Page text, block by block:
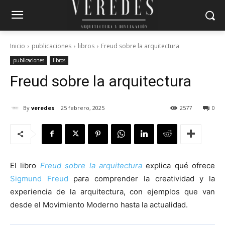
Inicio publicaciones libros Freud sobre la arquitectura
publicaciones libros
Freud sobre la arquitectura
By veredes 25 febrero, 2025 0
2577
El libro Freud sobre la arquitecturaexplica qué ofrece
Sigmund Freud para comprender la creatividad y la
experiencia de la arquitectura, con ejemplos que van
desde el Movimiento Moderno hasta la actualidad.